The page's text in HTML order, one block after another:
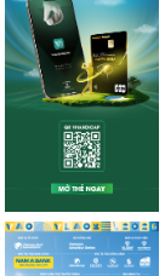
Hoiana Junior
trẻ quốc tế đầu
bảo trợ
Tin trong nước 1